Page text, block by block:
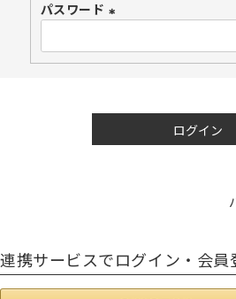
)
パスワード
必
ログイン
連携サービスでログイン・会員